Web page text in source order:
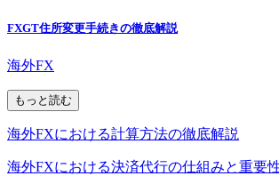
FXGT住所変更手続きの徹底解説
海外FX
もっと読む
海外FXにおける計算方法の徹底解説
海外FXにおける決済代行の仕組みと重要